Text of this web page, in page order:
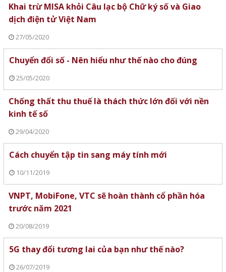
Khai trừ MISA khỏi Câu lạc bộ Chữ ký số và Giao
dịch điện tử Việt Nam
27/05/2020
Chuyển đổi số - Nên hiểu như thế nào cho đúng
25/05/2020
Chống thất thu thuế là thách thức lớn đối với nền
kinh tế số
29/04/2020
Cách chuyển tập tin sang máy tính mới
10/11/2019
VNPT, MobiFone, VTC sẽ hoàn thành cổ phần hóa
trước năm 2021
20/08/2019
5G thay đổi tương lai của bạn như thế nào?
26/07/2019